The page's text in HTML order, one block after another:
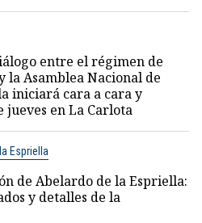
entre el régimen de
la Asamblea Nacional de
iniciará cara a cara y
en La Carlota
Espriella
de Abelardo de la Espriella:
y detalles de la